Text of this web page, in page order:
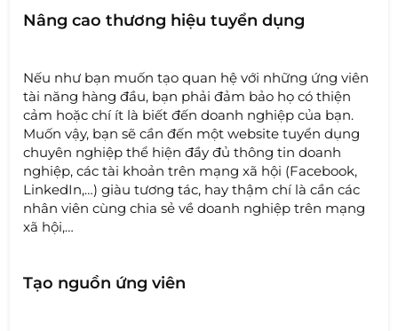
Nâng cao thương hiệu tuyển dụng
Nếu như bạn muốn tạo quan hệ với những ứng viên
tài năng hàng đầu, bạn phải đảm bảo họ có thiện
cảm hoặc chí ít là biết đến doanh nghiệp của bạn.
Muốn vậy, bạn sẽ cần đến một website tuyển dụng
chuyên nghiệp thể hiện đầy đủ thông tin doanh
nghiệp, các tài khoản trên mạng xã hội (Facebook,
LinkedIn,…) giàu tương tác, hay thậm chí là cần các
nhân viên cùng chia sẻ về doanh nghiệp trên mạng
xã hội,…
Tạo nguồn ứng viên